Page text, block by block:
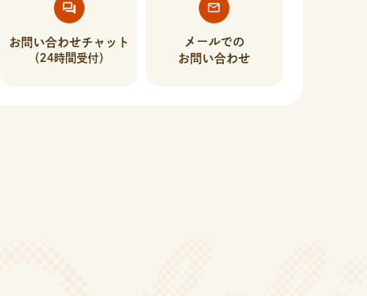
お問い合わせチャット
（24時間受付）
メールでの
お問い合わせ